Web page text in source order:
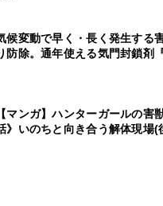
候変動で早く・長く発生する
防除。通年使える気門封鎖剤
【マンガ】ハンターガールの害
》いのちと向き合う解体現場(